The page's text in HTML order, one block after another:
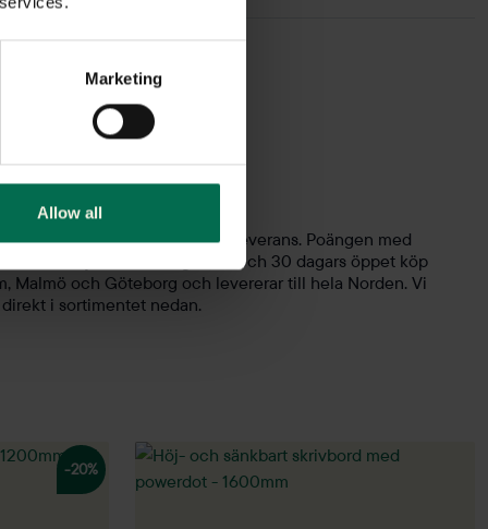
Marketing
Allow all
och redo för leverans. Poängen med
säljs med 3 års garanti och 30 dagars öppet köp
Malmö och Göteborg och levererar till hela Norden. Vi
i sortimentet nedan.
-20%